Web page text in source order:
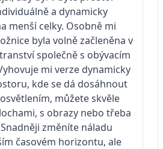
a dynamicky
menší celky. Osobně mi
byla volně začleněna v
společně s obývacím
mi verze dynamicky
kde se dá dosáhnout
můžete skvěle
s obrazy nebo třeba
změníte náladu
časovém horizontu, ale